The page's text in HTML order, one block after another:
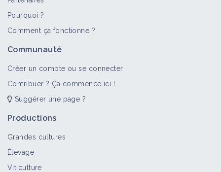
Pourquoi ?
Comment ça fonctionne ?
Communauté
Créer un compte ou se connecter
Contribuer ? Ça commence ici !
Suggérer une page ?
Productions
Grandes cultures
Élevage
Viticulture